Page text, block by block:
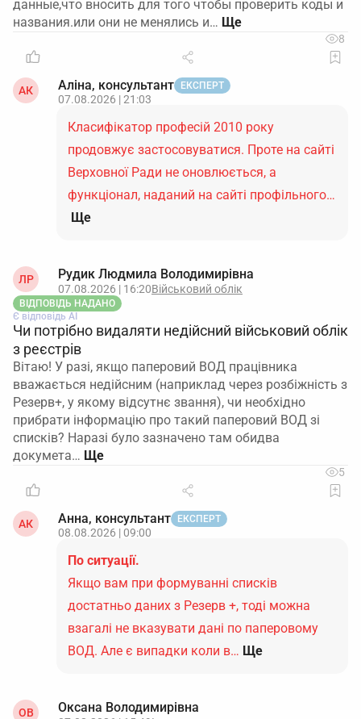
данные,что вносить для того чтобы проверить коды и
названия.или они не менялись и…
8
АК Аліна, консультант ЕКСПЕРТ
07.08.2026 | 21:03
Класифікатор професій 2010 року
продовжує застосовуватися. Проте на сайті
Верховної Ради не оновлюється, а
функціонал, наданий на сайті профільного…
Ще
ЛР Рудик Людмила Володимирівна
07.08.2026 | 16:20Військовий облік
ВІДПОВІДЬ НАДАНО
Є відповідь АІ
Чи потрібно видаляти недійсний військовий облік
з реєстрів
Вітаю! У разі, якщо паперовий ВОД працівника
вважається недійсним (наприклад через розбіжність з
Резерв+, у якому відсутнє звання), чи необхідно
прибрати інформацію про такий паперовий ВОД зі
списків? Наразі було зазначено там обидва
докумета…
5
АК Анна, консультант ЕКСПЕРТ
08.08.2026 | 09:00
По ситуації.
Якщо вам при формуванні списків
достатньо даних з Резерв +, тоді можна
взагалі не вказувати дані по паперовому
ВОД. Але є випадки коли в… Ще
ОВ Оксана Володимирівна